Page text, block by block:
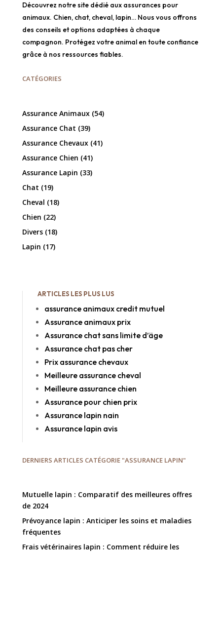
Découvrez notre site dédié aux assurances pour
animaux. Chien, chat, cheval, lapin… Nous vous offrons
des conseils et options adaptées à chaque
compagnon. Protégez votre animal en toute confiance
grâce à nos ressources fiables.
CATÉGORIES
Assurance Animaux(54)
Assurance Chat (39)
Assurance Chevaux(41)
Assurance Chien (41)
Assurance Lapin (33)
Chat (19)
Cheval (18)
Chien (22)
Divers(18)
Lapin (17)
ARTICLES LES PLUS LUS
assurance animaux credit mutuel
Assurance animaux prix
Assurance chat sans limite d’äge
Assurance chat pas cher
Prix assurance chevaux
Meilleure assurance cheval
Meilleure assurance chien
Assurance pour chien prix
Assurance lapin nain
Assurance lapin avis
DERNIERS ARTICLES CATÉGORIE "ASSURANCE LAPIN"
Mutuelle lapin : Comparatif des meilleures offres
de 2024
Prévoyance lapin : Anticiper les soins et maladies
fréquentes
Frais vétérinaires lapin : Comment réduire les